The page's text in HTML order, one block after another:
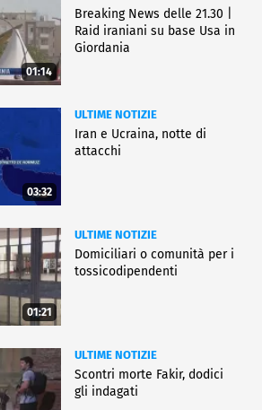
01:14
Breaking News delle 21.30 |
Raid iraniani su base Usa in
Giordania
03:32
ULTIME NOTIZIE
Iran e Ucraina, notte di
attacchi
01:21
ULTIME NOTIZIE
Domiciliari o comunità per i
tossicodipendenti
ULTIME NOTIZIE
Scontri morte Fakir, dodici
gli indagati